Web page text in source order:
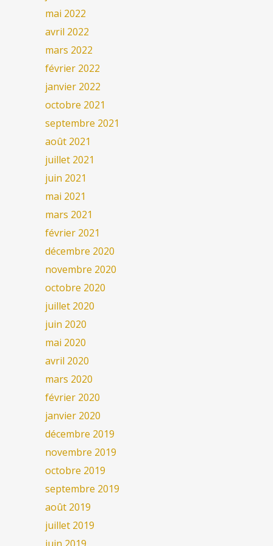
mai 2022
avril 2022
mars 2022
février 2022
janvier 2022
octobre 2021
septembre 2021
août 2021
juillet 2021
juin 2021
mai 2021
mars 2021
février 2021
décembre 2020
novembre 2020
octobre 2020
juillet 2020
juin 2020
mai 2020
avril 2020
mars 2020
février 2020
janvier 2020
décembre 2019
novembre 2019
octobre 2019
septembre 2019
août 2019
juillet 2019